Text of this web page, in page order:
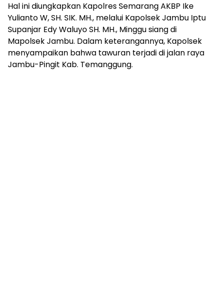
Hal ini diungkapkan Kapolres Semarang AKBP Ike
Yulianto W, SH. SIK. MH., melalui Kapolsek Jambu Iptu
Supanjar Edy Waluyo SH. MH., Minggu siang di
Mapolsek Jambu. Dalam keterangannya, Kapolsek
menyampaikan bahwa tawuran terjadi di jalan raya
Jambu-Pingit Kab. Temanggung.